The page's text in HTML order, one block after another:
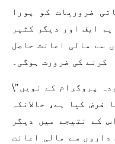
ضروریات کو پورا
ایف اور دیگر کثیر
سے مالی اعانت حاصل
کرنے کی ضرورت ہوگی۔
\”موڈیز نے آئی ایم ایف کے موجودہ پروگرام کے نویں
فرض کیا ہے، حالانکہ
کے نتیجے میں دیگر
سے مالی اعانت